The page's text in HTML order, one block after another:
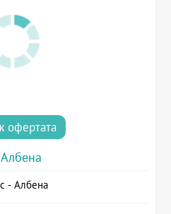
офертата
Албена
- Албена